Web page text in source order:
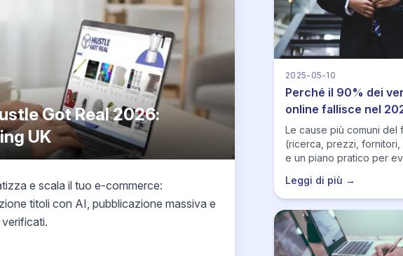
Got Real 2026:
UK
e scala il tuo e-commerce:
titoli con AI, pubblicazione massiva e
2025-05-10
Perché il 90% dei
online fallisce nel
Le cause più comuni del
(ricerca, prezzi, fornitori,
e un piano pratico per
Leggi di più →